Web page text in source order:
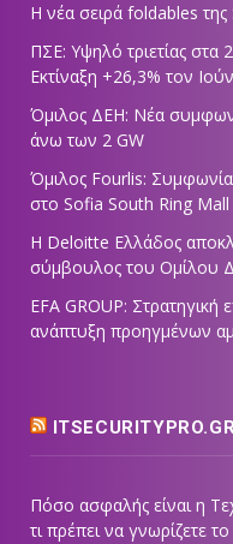
Η νέα σειρά foldables
ΠΣΕ: Υψηλό τριετίας στα
Εκτίναξη +26,3% τον
Όμιλος ΔΕΗ: Νέα
άνω των 2 GW
Όμιλος Fourlis:
στο Sofia South Ring Mall
Η Deloitte Ελλάδος
σύμβουλος του Ομίλου
EFA GROUP:
ανάπτυξη προηγμένων
Πόσο ασφαλής είναι η
τι πρέπει να γνωρίζετε